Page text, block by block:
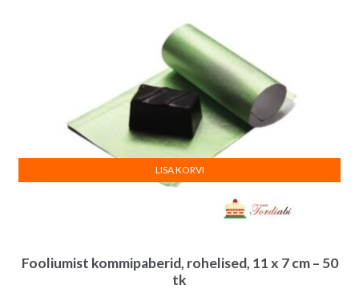
Fooliumist kommipaberid, rohelised, 11 x 7 cm – 50
tk
LISA KORVI